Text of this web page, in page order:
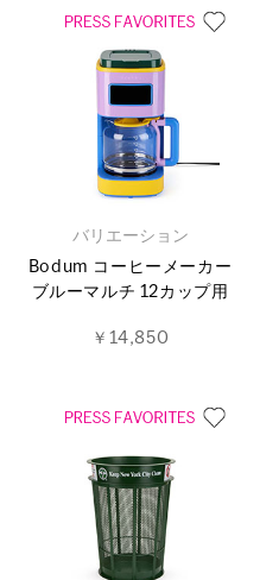
バリエーション
Bodum コーヒーメーカー
ブルーマルチ 12カップ用
￥14,850